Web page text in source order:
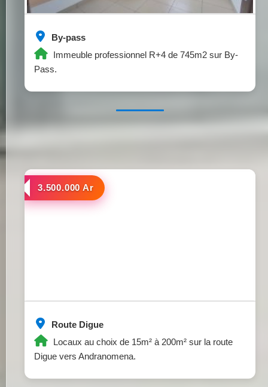
By-pass
Immeuble professionnel R+4 de 745m2 sur By-
Pass.
Route Digue
Locaux au choix de 15m² à 200m² sur la route
Digue vers Andranomena.
a louer
3.500.000 Ar